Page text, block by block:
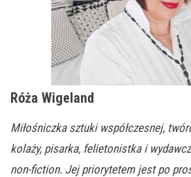
Róża Wigeland
Miłośniczka sztuki współczesnej,
kolaży, pisarka, felietonistka i
non-fiction. Jej priorytetem jest po